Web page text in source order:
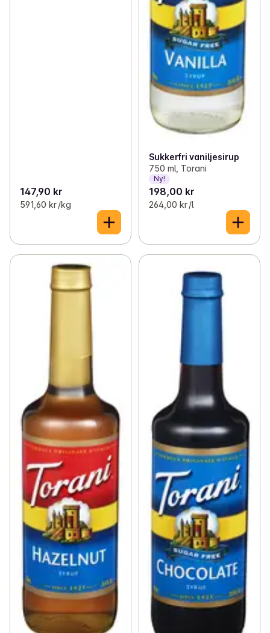
147,90 kr
591,60 kr /kg
Sukkerfri vaniljesirup
750 ml, Torani
Ny!
198,00 kr
264,00 kr /l